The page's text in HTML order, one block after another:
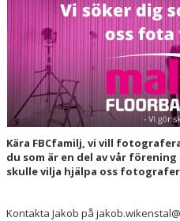
Kära FBCfamilj, vi vill
du som är en del av vår
skulle vilja hjälpa oss
Kontakta Jakob på